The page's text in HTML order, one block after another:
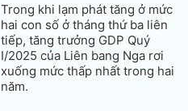
Trong khi lạm phát tăng ở mức
hai con số ở tháng thứ ba liên
tiếp, tăng trưởng GDP Quý
I/2025 của Liên bang Nga rơi
xuống mức thấp nhất trong hai
năm.